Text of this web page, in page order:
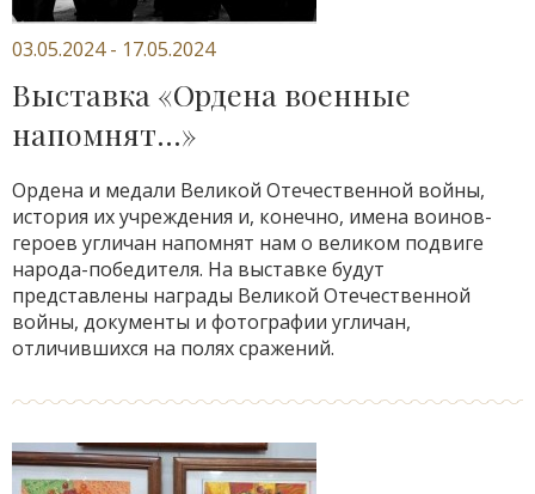
03.05.2024 - 17.05.2024
Выставка «Ордена военные
напомнят…»
Ордена и медали Великой Отечественной войны,
история их учреждения и, конечно, имена воинов-
героев угличан напомнят нам о великом подвиге
народа-победителя. На выставке будут
представлены награды Великой Отечественной
войны, документы и фотографии угличан,
отличившихся на полях сражений.